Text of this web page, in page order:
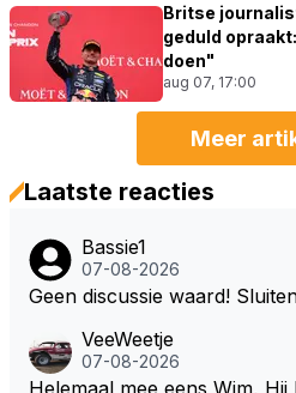
Britse
geduld
doen"
aug 07, 17:00
Meer
Laatste reacties
Bassie1
07-08-2026
Geen discussie waard!
VeeWeetje
07-08-2026
Helemaal mee eens Wim, Hij heeft net als Olav Mol s